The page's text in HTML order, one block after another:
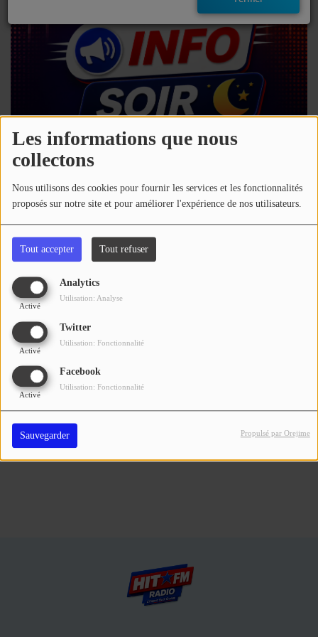
Les informations que nous
collectons
Nous utilisons des cookies pour fournir les services et les fonctionnalités
proposés sur notre site et pour améliorer l'expérience de nos utilisateurs.
Tout accepter Tout refuser
Analytics
Activé
Utilisation: Analyse
Twitter
Activé
Utilisation: Fonctionnalité
Facebook
Activé
Utilisation: Fonctionnalité
Sauvegarder Propulsé par Orejime
EMISSIONS
TITRES DIFFUSÉS
EVÈNEMENTS
LES JEUX
JEUX CONCOURS
CONTACTEZ-NOUS
RÉGIE PUBLICTIAIRE
06 août 2026 - 16:00
Retrouvez toute l'actu des Hautes-Pyrénées
Commentaires(0)
SE CONNECTER